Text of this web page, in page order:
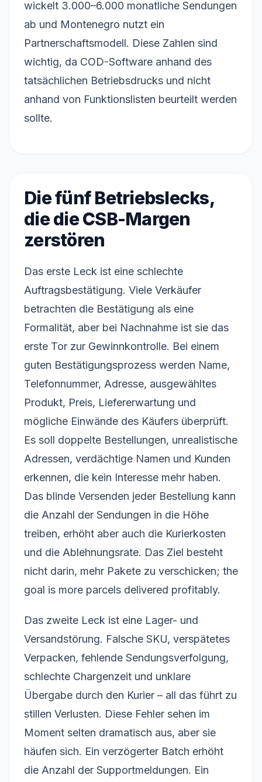
wickelt 3.000–6.000 monatliche Sendungen
ab und Montenegro nutzt ein
Partnerschaftsmodell. Diese Zahlen sind
wichtig, da COD-Software anhand des
tatsächlichen Betriebsdrucks und nicht
anhand von Funktionslisten beurteilt werden
sollte.
Die fünf Betriebslecks,
die die CSB-Margen
zerstören
Das erste Leck ist eine schlechte
Auftragsbestätigung. Viele Verkäufer
betrachten die Bestätigung als eine
Formalität, aber bei Nachnahme ist sie das
erste Tor zur Gewinnkontrolle. Bei einem
guten Bestätigungsprozess werden Name,
Telefonnummer, Adresse, ausgewähltes
Produkt, Preis, Liefererwartung und
mögliche Einwände des Käufers überprüft.
Es soll doppelte Bestellungen, unrealistische
Adressen, verdächtige Namen und Kunden
erkennen, die kein Interesse mehr haben.
Das blinde Versenden jeder Bestellung kann
die Anzahl der Sendungen in die Höhe
treiben, erhöht aber auch die Kurierkosten
und die Ablehnungsrate. Das Ziel besteht
nicht darin, mehr Pakete zu verschicken; the
goal is more parcels delivered profitably.
Das zweite Leck ist eine Lager- und
Versandstörung. Falsche SKU, verspätetes
Verpacken, fehlende Sendungsverfolgung,
schlechte Chargenzeit und unklare
Übergabe durch den Kurier – all das führt zu
stillen Verlusten. Diese Fehler sehen im
Moment selten dramatisch aus, aber sie
häufen sich. Ein verzögerter Batch erhöht
die Anzahl der Supportmeldungen. Ein